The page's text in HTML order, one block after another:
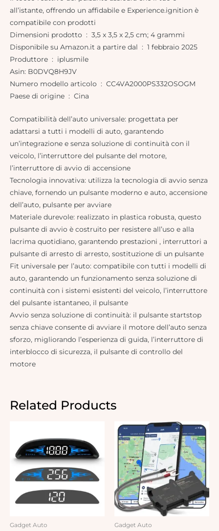
all’istante, offrendo un affidabile e Experience.ignition è
compatibile con prodotti
Dimensioni prodotto ‏ : ‎ 3,5 x 3,5 x 2,5 cm; 4 grammi
Disponibile su Amazon.it a partire dal ‏ : ‎ 1 febbraio 2025
Produttore ‏ : ‎ iplusmile
Asin: B0DVQ8H9JV
Numero modello articolo ‏ : ‎ CC4VA2000PS332OSOGM
Paese di origine ‏ : ‎ Cina
Compatibilità dell’auto universale: progettata per
adattarsi a tutti i modelli di auto, garantendo
un’integrazione e senza soluzione di continuità con il
veicolo, l’interruttore del pulsante del motore,
l’interruttore di avvio di accensione
Tecnologia innovativa: utilizza la tecnologia di avvio senza
chiave, fornendo un pulsante moderno e auto, accensione
dell’auto, pulsante per avviare
Materiale durevole: realizzato in plastica robusta, questo
pulsante di avvio è costruito per resistere all’uso e alla
lacrima quotidiano, garantendo prestazioni , interruttori a
pulsante di arresto di arresto, sostituzione di un pulsante
Fit universale per l’auto: compatibile con tutti i modelli di
auto, garantendo un funzionamento senza soluzione di
continuità con i sistemi esistenti del veicolo, l’interruttore
del pulsante istantaneo, il pulsante
Avvio senza soluzione di continuità: il pulsante startstop
senza chiave consente di avviare il motore dell’auto senza
sforzo, migliorando l’esperienza di guida, l’interruttore di
interblocco di sicurezza, il pulsante di controllo del
motore
Related Products
Gadget Auto Gadget Auto